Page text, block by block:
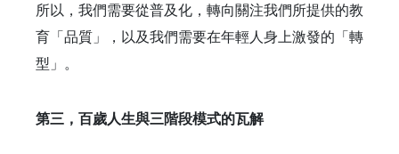
所以，我們需要從普及化，轉向關注我們所提供的教
育「品質」，以及我們需要在年輕人身上激發的「轉
型」。
第三，百歲人生與三階段模式的瓦解